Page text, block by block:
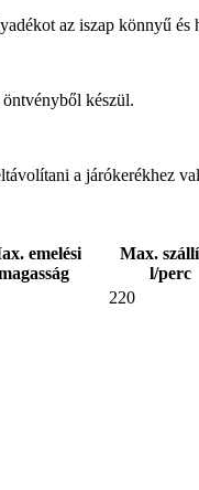
az iszap könnyű és
készül.
a járókerékhez
emelési
Max.
l/perc
220